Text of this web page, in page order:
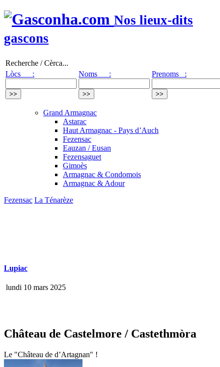
Nos lieux-dits
gascons
Recherche / Cèrca...
Lòcs :
Noms : Prenoms :
Grand Armagnac
Astarac
Haut Armagnac - Pays d’Auch
Fezensac
Eauzan / Eusan
Fezensaguet
Gimoès
Armagnac & Condomois
Armagnac & Adour
Fezensac La Ténarèze
Lupiac
lundi 10 mars 2025
Château de Castelmore / Castethmòra
Le "Château de d’Artagnan" !